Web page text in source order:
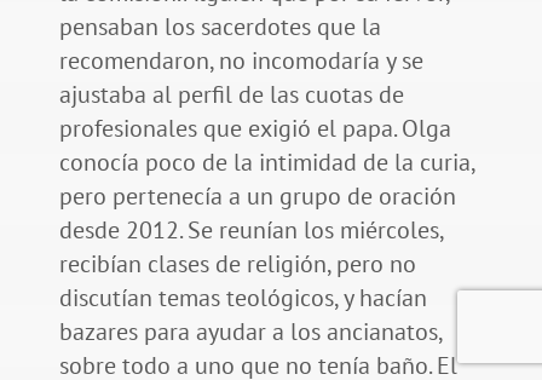
pensaban los sacerdotes que la
recomendaron, no incomodaría y se
ajustaba al perfil de las cuotas de
profesionales que exigió el papa. Olga
conocía poco de la intimidad de la curia,
pero pertenecía a un grupo de oración
desde 2012. Se reunían los miércoles,
recibían clases de religión, pero no
discutían temas teológicos, y hacían
bazares para ayudar a los ancianatos,
sobre todo a uno que no tenía baño. El